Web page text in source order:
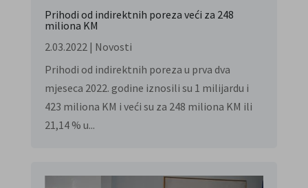
Prihodi od indirektnih poreza veći za 248
miliona KM
2.03.2022 | Novosti
Prihodi od indirektnih poreza u prva dva
mjeseca 2022. godine iznosili su 1 milijardu i
423 miliona KM i veći su za 248 miliona KM ili
21,14 % u...